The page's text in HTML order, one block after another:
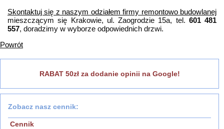
RABAT 50zł za dodanie opinii na Google!
Zobacz nasz cennik:
Cennik
Skontaktuj się z naszym odziałem firmy remontowo budowlanej
mieszczącym się Krakowie, ul. Zaogrodzie 15a, tel. 601 481
557, doradzimy w wyborze odpowiednich drzwi.
Powrót